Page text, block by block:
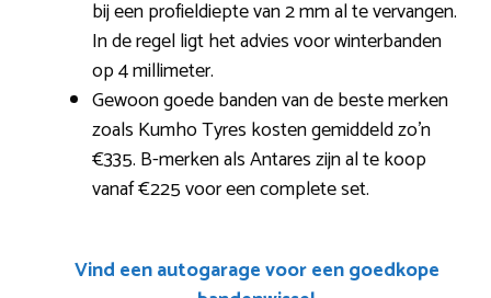
bij een profieldiepte van 2 mm al te vervangen.
In de regel ligt het advies voor winterbanden
op 4 millimeter.
Gewoon goede banden van de beste merken
zoals Kumho Tyres kosten gemiddeld zo’n
€335. B-merken als Antares zijn al te koop
vanaf €225 voor een complete set.
Vind een autogarage voor een goedkope